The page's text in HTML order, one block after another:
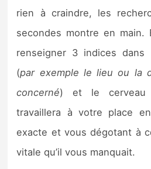
rien à craindre, les
secondes montre en
renseigner 3 indices dans
(par exemple le lieu ou la
concerné) et le
travaillera à votre place en
exacte et vous dégotant à
vitale qu’il vous manquait.